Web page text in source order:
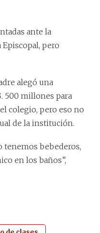
ante la
pero
alegó una
500 millones para
colegio, pero eso no
de la institución.
tenemos bebederos,
en los baños”,